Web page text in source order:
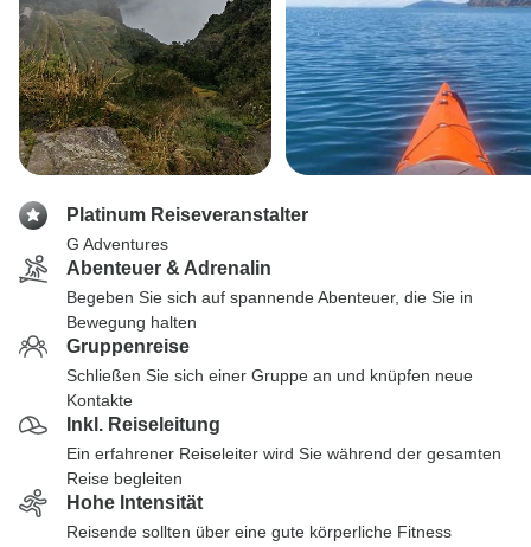
Platinum Reiseveranstalter
G Adventures
Abenteuer & Adrenalin
Begeben Sie sich auf spannende Abenteuer, die Sie in
Bewegung halten
Gruppenreise
Schließen Sie sich einer Gruppe an und knüpfen neue
Kontakte
Inkl. Reiseleitung
Ein erfahrener Reiseleiter wird Sie während der gesamten
Reise begleiten
Hohe Intensität
Reisende sollten über eine gute körperliche Fitness